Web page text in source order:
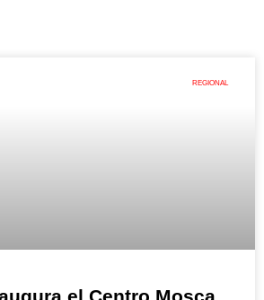
REGIONAL